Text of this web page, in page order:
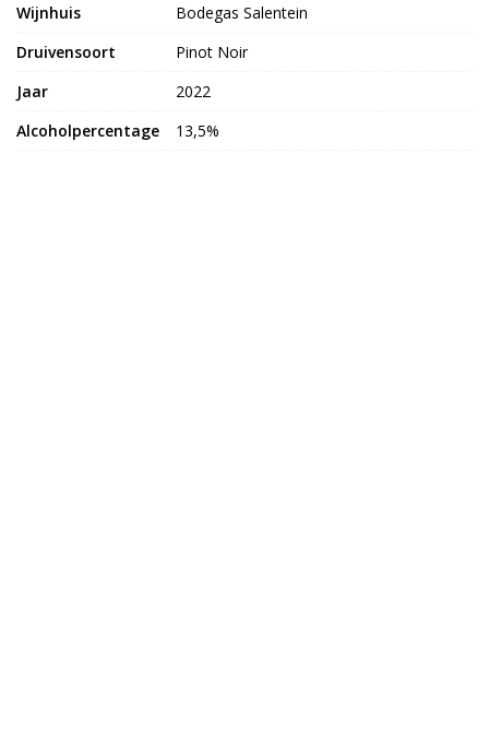
Wijnhuis
Bodegas Salentein
Druivensoort
Pinot Noir
Jaar
2022
Alcoholpercentage
13,5%